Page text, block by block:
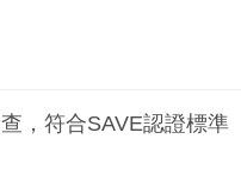
，符合SAVE認證標準